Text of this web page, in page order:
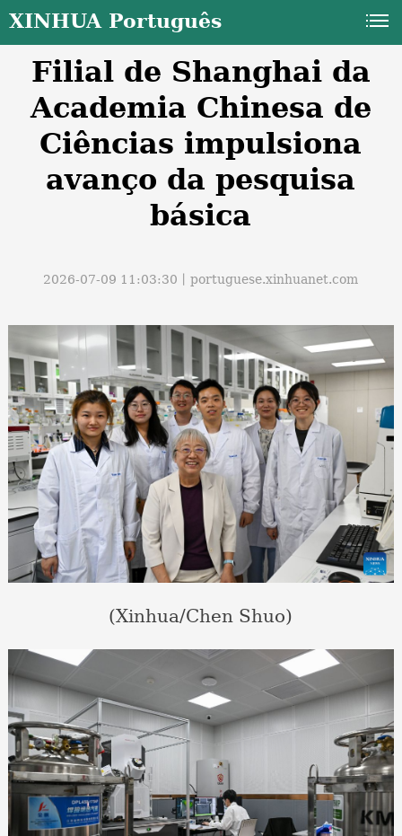
XINHUA Português
Filial de Shanghai da
Academia Chinesa de
Ciências impulsiona
avanço da pesquisa
básica
2026-07-09 11:03:30丨portuguese.xinhuanet.com
(Xinhua/Chen Shuo)